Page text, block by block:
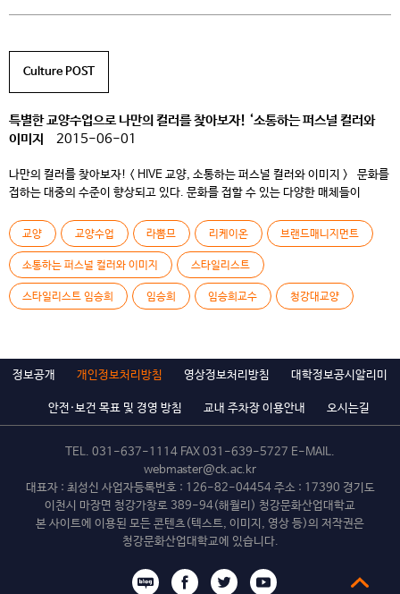
Culture POST
특별한 교양수업으로 나만의 컬러를 찾아보자! ‘소통하는 퍼스널 컬러와
이미지
2015-06-01
나만의 컬러를 찾아보자! < HIVE 교양, 소통하는 퍼스널 컬러와 이미지 > 문화를
접하는 대중의 수준이 향상되고 있다. 문화를 접할 수 있는 다양한 매체들이
감각은 시각이다. 시각이라고 하면 형태적인 부분을 떠올리기 쉽다. 하지만 형태
못지않게 확실한 효과를 끌어내는 것은 컬러(color)이다. 문화 대중화가
일어나면서 […]
교양 교양수업 라뽐므 리케이온 브랜드매니지먼트
소통하는 퍼스널 컬러와 이미지 스타일리스트
스타일리스트 임승희 임승희 임승희교수 청강대교양
정보공개 개인정보처리방침 영상정보처리방침 대학정보공시알리미
안전·보건 목표 및 경영 방침 교내 주차장 이용안내 오시는길
TEL. 031-637-1114 FAX 031-639-5727 E-MAIL.
webmaster@ck.ac.kr
대표자 : 최성신 사업자등록번호 : 126-82-04454 주소 : 17390 경기도
이천시 마장면 청강가창로 389-94(해월리) 청강문화산업대학교
본 사이트에 이용된 모든 콘텐츠(텍스트, 이미지, 영상 등)의 저작권은
청강문화산업대학교에 있습니다.